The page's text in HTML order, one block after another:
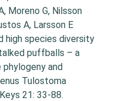
Moreno G, Nilsson
A, Larsson E
high species diversity
puffballs – a
and
Tulostoma
21: 33-88.